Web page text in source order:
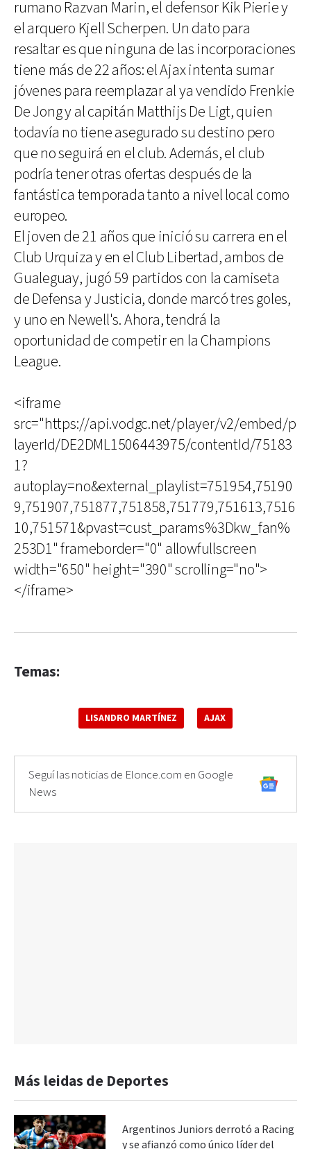
rumano Razvan Marin, el defensor Kik Pierie y
el arquero Kjell Scherpen. Un dato para
resaltar es que ninguna de las incorporaciones
tiene más de 22 años: el Ajax intenta sumar
jóvenes para reemplazar al ya vendido Frenkie
De Jong y al capitán Matthijs De Ligt, quien
todavía no tiene asegurado su destino pero
que no seguirá en el club. Además, el club
podría tener otras ofertas después de la
fantástica temporada tanto a nivel local como
europeo.
El joven de 21 años que inició su carrera en el
Club Urquiza y en el Club Libertad, ambos de
Gualeguay, jugó 59 partidos con la camiseta
de Defensa y Justicia, donde marcó tres goles,
y uno en Newell's. Ahora, tendrá la
oportunidad de competir en la Champions
League.
<iframe
src="https://api.vodgc.net/player/v2/embed/p
layerId/DE2DML1506443975/contentId/75183
1?
autoplay=no&external_playlist=751954,75190
9,751907,751877,751858,751779,751613,7516
10,751571&pvast=cust_params%3Dkw_fan%
253D1" frameborder="0" allowfullscreen
width="650" height="390" scrolling="no">
</iframe>
Temas:
LISANDRO MARTÍNEZ AJAX
Seguí las noticias de Elonce.com en Google
News
Más leidas de Deportes
Argentinos Juniors derrotó a Racing
y se afianzó como único líder del